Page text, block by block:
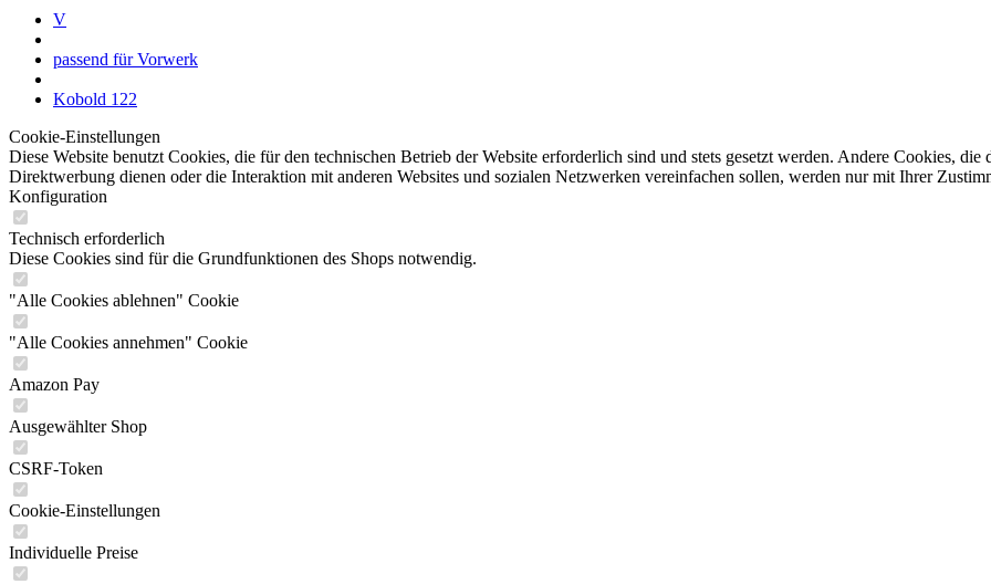
V
passend für Vorwerk
Kobold 122
Cookie-Einstellungen
Diese Website benutzt Cookies, die für den technischen Betrieb der Website erforderlich sind und stets gesetzt werden. Andere Cookies,
Direktwerbung dienen oder die Interaktion mit anderen Websites und sozialen Netzwerken vereinfachen sollen, werden nur mit Ihrer
Konfiguration
Technisch erforderlich
Diese Cookies sind für die Grundfunktionen des Shops notwendig.
"Alle Cookies ablehnen" Cookie
"Alle Cookies annehmen" Cookie
Amazon Pay
Ausgewählter Shop
CSRF-Token
Cookie-Einstellungen
Individuelle Preise